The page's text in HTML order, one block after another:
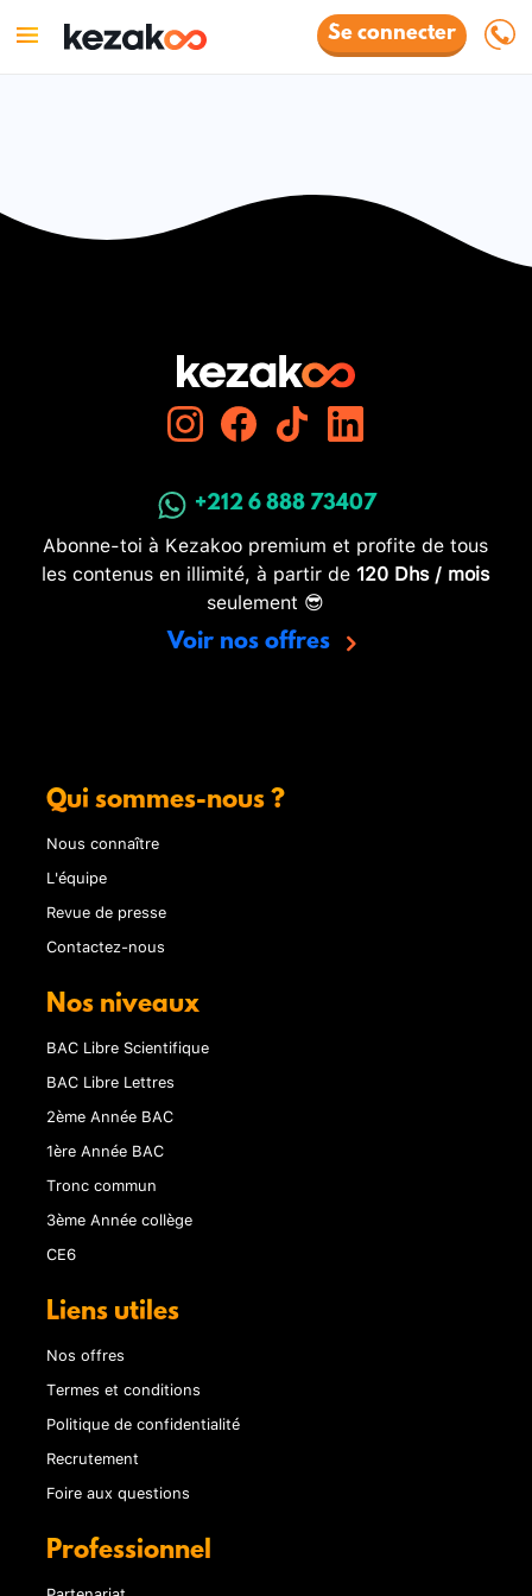
Se connecter
+212 6 888 73407
Abonne-toi à Kezakoo premium et profite de tous
les contenus en illimité, à partir de 120 Dhs / mois
seulement 😎
Voir nos offres
Qui sommes-nous ?
Nous connaître
L'équipe
Revue de presse
Contactez-nous
Nos niveaux
BAC Libre Scientifique
BAC Libre Lettres
2ème Année BAC
1ère Année BAC
Tronc commun
3ème Année collège
CE6
Liens utiles
Nos offres
Termes et conditions
Politique de confidentialité
Recrutement
Foire aux questions
Professionnel